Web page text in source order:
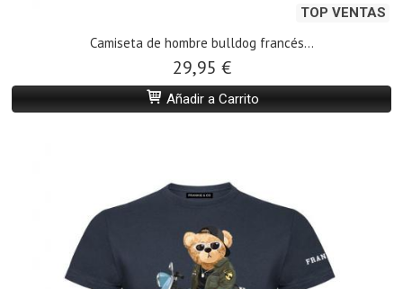
TOP VENTAS
Camiseta de hombre bulldog francés...
29,95 €
Añadir a Carrito